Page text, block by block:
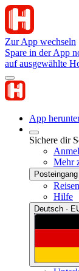
Zur App wechseln
Spare in der App
auf ausgewählte
App
Sichere dir
Mehr
Posteingang
Hilfe
Deutsch ·